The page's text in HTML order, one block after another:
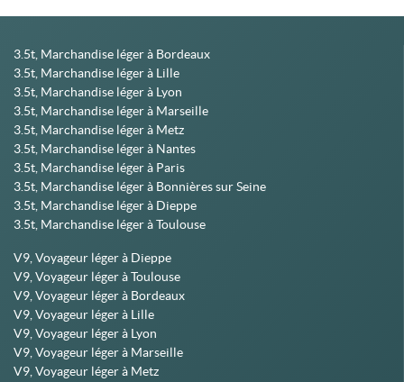
3.5t, Marchandise léger à Bordeaux
3.5t, Marchandise léger à Lille
3.5t, Marchandise léger à Lyon
3.5t, Marchandise léger à Marseille
3.5t, Marchandise léger à Metz
3.5t, Marchandise léger à Nantes
3.5t, Marchandise léger à Paris
3.5t, Marchandise léger à Bonnières sur Seine
3.5t, Marchandise léger à Dieppe
3.5t, Marchandise léger à Toulouse
V9, Voyageur léger à Dieppe
V9, Voyageur léger à Toulouse
V9, Voyageur léger à Bordeaux
V9, Voyageur léger à Lille
V9, Voyageur léger à Lyon
V9, Voyageur léger à Marseille
V9, Voyageur léger à Metz